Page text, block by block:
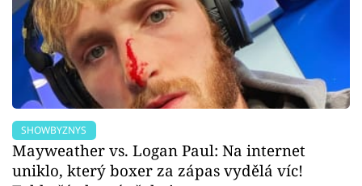
SHOWBYZNYS
Mayweather vs. Logan Paul: Na internet
uniklo, který boxer za zápas vydělá víc!